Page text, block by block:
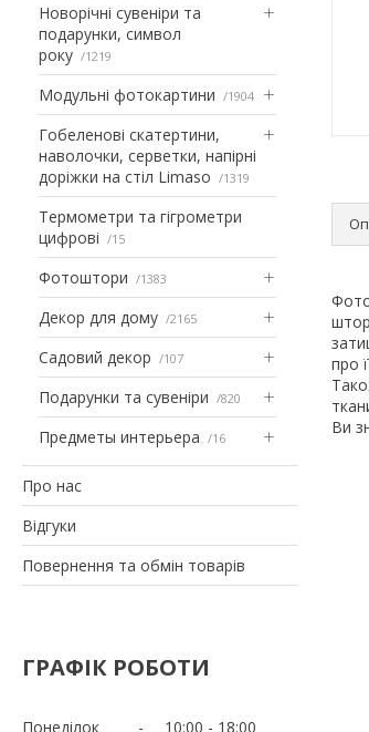
Новорічні сувеніри та
подарунки, символ
року
1219
Модульні фотокартини 1904
Гобеленові скатертини,
наволочки, серветки, напірні
доріжки на стіл Limaso
1319
Термометри та гігрометри
цифрові
15
Фотоштори 1383
Декор для дому 2165
Садовий декор 107
Подарунки та сувеніри 820
Предметы интерьера 16
Про нас
Відгуки
Повернення та обмін товарів
ГРАФІК РОБОТИ
Понеділок 10:00 18:00
про
Ви